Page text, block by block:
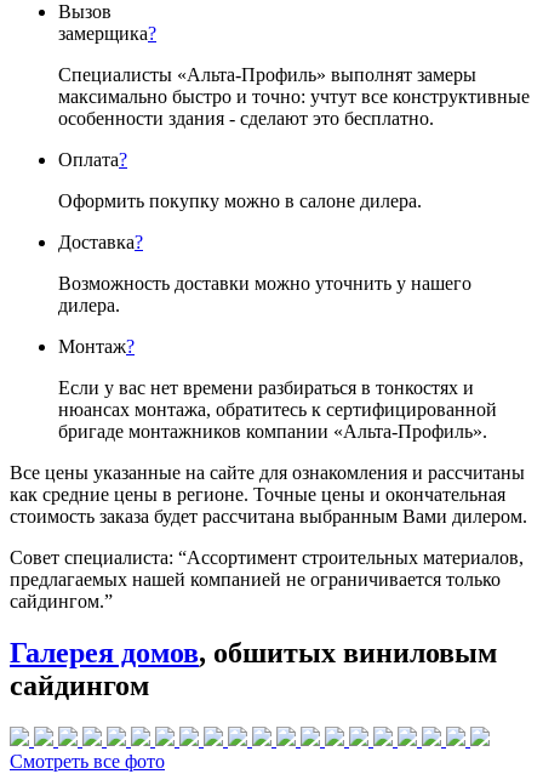
Вызов
замерщика?
Специалисты «Альта-Профиль» выполнят замеры
максимально быстро и точно: учтут все конструктивные
особенности здания - сделают это бесплатно.
Оплата?
Оформить покупку можно в салоне дилера.
Доставка?
Возможность доставки можно уточнить у нашего
дилера.
Монтаж?
Если у вас нет времени разбираться в тонкостях и
нюансах монтажа, обратитесь к сертифицированной
бригаде монтажников компании «Альта-Профиль».
Все цены указанные на сайте для ознакомления и рассчитаны
как средние цены в регионе. Точные цены и окончательная
стоимость заказа будет рассчитана выбранным Вами дилером.
Совет специалиста: “Ассортимент строительных материалов,
предлагаемых нашей компанией не ограничивается только
сайдингом.”
Галерея домов, обшитых виниловым
сайдингом
Смотреть все фото